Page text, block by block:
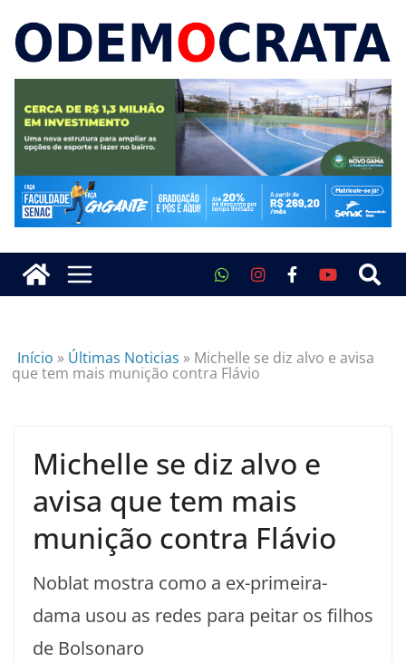
Início » Últimas Noticias » Michelle se diz alvo e avisa
que tem mais munição contra Flávio
Michelle se diz alvo e
avisa que tem mais
munição contra Flávio
Noblat mostra como a ex-primeira-
dama usou as redes para peitar os filhos
de Bolsonaro